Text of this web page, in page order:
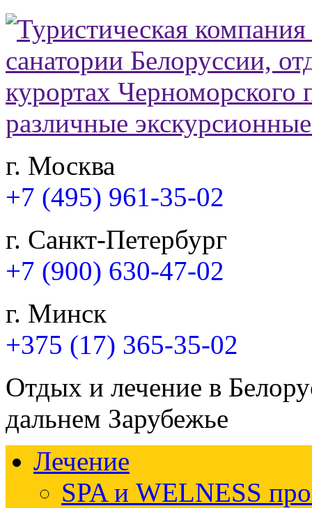
г. Москва
+7 (495) 961-35-02
г. Санкт-Петербург
+7 (900) 630-47-02
г. Минск
+375 (17) 365-35-02
Отдых и лечение в
дальнем Зарубежье
Лечение
SPA и WELNESS